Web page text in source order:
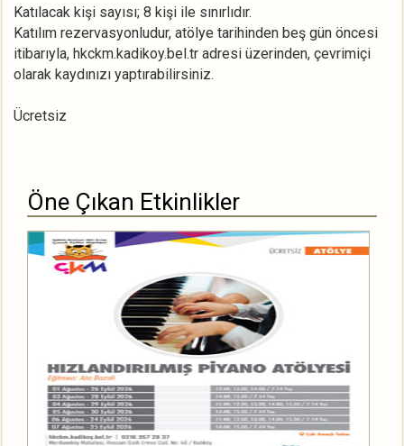
Katılacak kişi sayısı; 8 kişi ile sınırlıdır.
Katılım rezervasyonludur, atölye tarihinden beş gün öncesi
itibarıyla, hkckm.kadikoy.bel.tr adresi üzerinden, çevrimiçi
olarak kaydınızı yaptırabilirsiniz.
Ücretsiz
Öne Çıkan Etkinlikler